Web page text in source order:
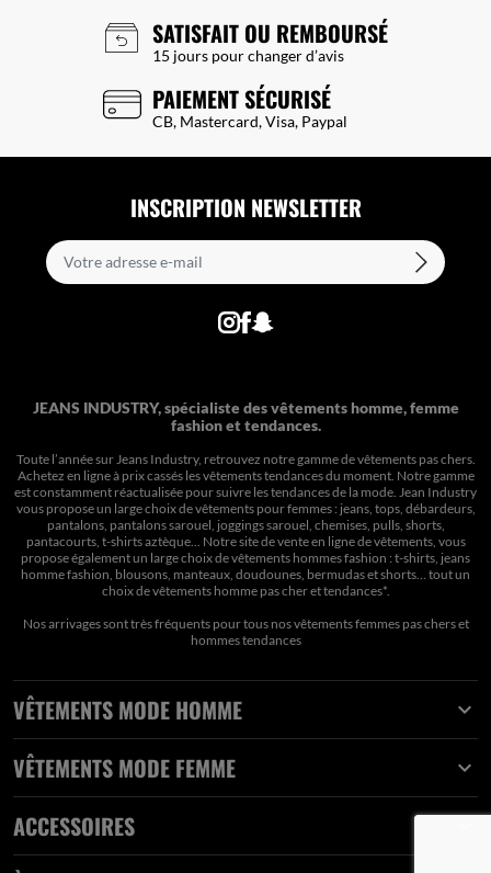
SATISFAIT OU REMBOURSÉ
15 jours pour changer d’avis
PAIEMENT SÉCURISÉ
CB, Mastercard, Visa, Paypal
INSCRIPTION NEWSLETTER
JEANS INDUSTRY, spécialiste des vêtements homme, femme
fashion et tendances.
Toute l’année sur Jeans Industry, retrouvez notre gamme de vêtements pas chers.
Achetez en ligne à prix cassés les vêtements tendances du moment. Notre gamme
est constamment réactualisée pour suivre les tendances de la mode. Jean Industry
vous propose un large choix de vêtements pour femmes : jeans, tops, débardeurs,
pantalons, pantalons sarouel, joggings sarouel, chemises, pulls, shorts,
pantacourts, t-shirts aztèque... Notre site de vente en ligne de vêtements, vous
propose également un large choix de vêtements hommes fashion : t-shirts, jeans
homme fashion, blousons, manteaux, doudounes, bermudas et shorts… tout un
choix devêtements homme pas cher et tendances*.
Nos arrivages sont très fréquents pour tous nosvêtements femmes pas cherset
hommes tendances
VÊTEMENTS MODE HOMME 
VÊTEMENTS MODE FEMME 
ACCESSOIRES